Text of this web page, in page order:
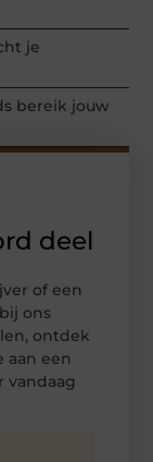
je
bereik jouw
deel
of een
ons
ontdek
aan een
vandaag